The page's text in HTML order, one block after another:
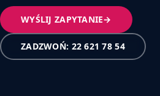
WYŚLIJ ZAPYTANIE→
ZADZWOŃ: 22 621 78 54